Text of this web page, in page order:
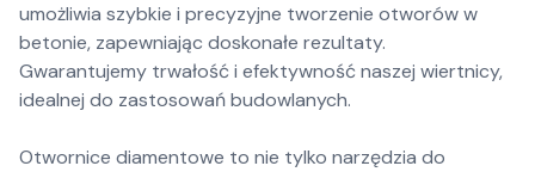
umożliwia szybkie i precyzyjne tworzenie otworów w
betonie, zapewniając doskonałe rezultaty.
Gwarantujemy trwałość i efektywność naszej wiertnicy,
idealnej do zastosowań budowlanych.
Otwornice diamentowe to nie tylko narzędzia do